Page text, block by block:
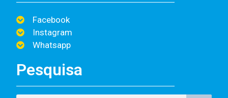
Facebook
Instagram
Whatsapp
Pesquisa